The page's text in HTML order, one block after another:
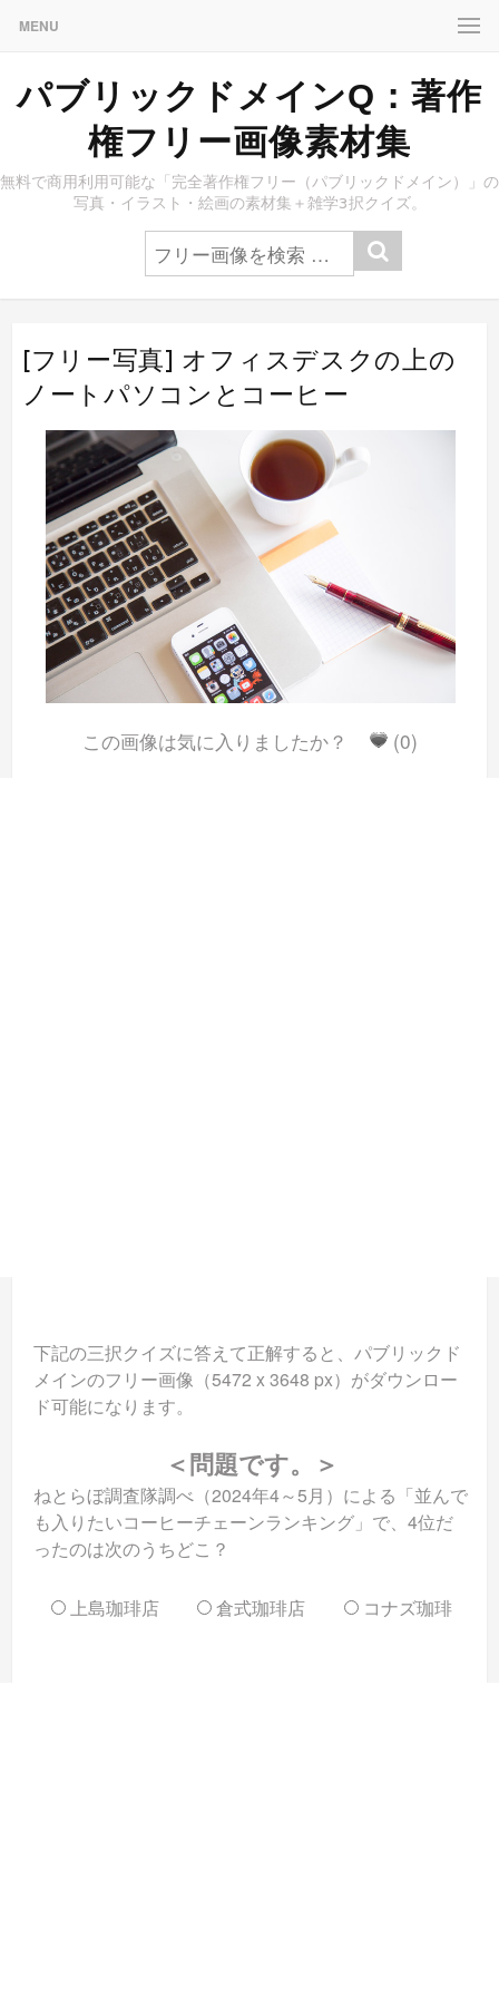
MENU
パブリックドメインQ：著作
権フリー画像素材集
無料で商用利用可能な「完全著作権フリー（パブリックドメイン）」の
写真・イラスト・絵画の素材集＋雑学3択クイズ。
[フリー写真] オフィスデスクの上の
ノートパソコンとコーヒー
この画像は気に入りましたか？ (0)
下記の三択クイズに答えて正解すると、パブリックド
メインのフリー画像（5472 x 3648 px）がダウンロー
ド可能になります。
＜問題です。＞
ねとらぼ調査隊調べ（2024年4～5月）による「並んで
も入りたいコーヒーチェーンランキング」で、4位だ
ったのは次のうちどこ？
上島珈琲店 倉式珈琲店 コナズ珈琲